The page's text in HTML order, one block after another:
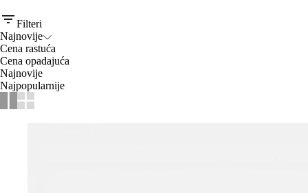
Filteri
Najnovije
Cena rastuća
Cena opadajuća
Najnovije
Najpopularnije